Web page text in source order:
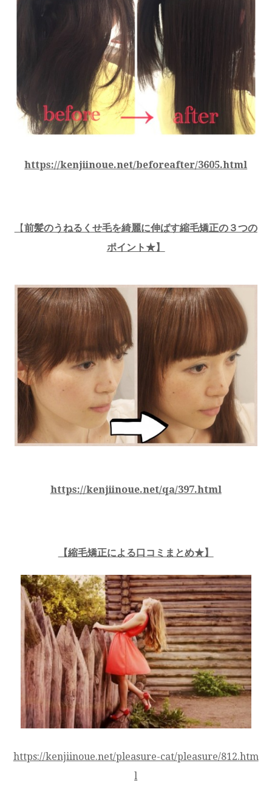
https://kenjiinoue.net/beforeafter/3605.html
【前髪のうねるくせ毛を綺麗に伸ばす縮毛矯正の３つの
ポイント★】
https://kenjiinoue.net/qa/397.html
【縮毛矯正による口コミまとめ★】
https://kenjiinoue.net/pleasure-cat/pleasure/812.htm
l